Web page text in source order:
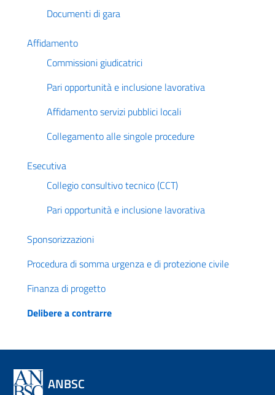
Documenti di gara
Affidamento
Commissioni giudicatrici
Pari opportunità e inclusione lavorativa
Affidamento servizi pubblici locali
Collegamento alle singole procedure
Esecutiva
Collegio consultivo tecnico (CCT)
Pari opportunità e inclusione lavorativa
Sponsorizzazioni
Procedura di somma urgenza e di protezione civile
Finanza di progetto
Delibere a contrarre
ANBSC